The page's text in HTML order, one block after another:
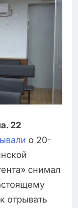
22
о 20-
снимал
отрывать